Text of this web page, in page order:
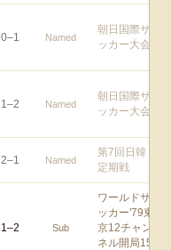
0–1 Named
朝日国際サ
ッカー大会
1–2 Named
朝日国際サ
ッカー大会
2–1 Named
第7回日韓
定期戦
1–2 Sub
ワールドサ
ッカー'79東
京12チャン
ネル開局15